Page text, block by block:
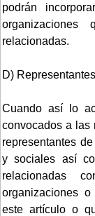
podrán
relacionadas.
D)
Cuando así lo
convocados a las
representantes
y sociales así
relacionadas
organizaciones
este artículo o